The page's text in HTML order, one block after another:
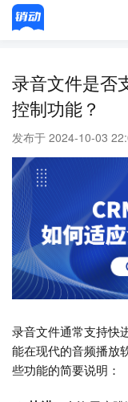
录音文件是否
控制功能？
发布于 2024-10-03
录音文件通常支持快
能在现代的音频播放
些功能的简要说明：